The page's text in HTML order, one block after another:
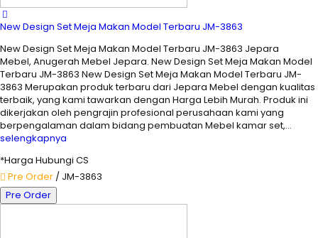
New Design Set Meja Makan Model Terbaru JM-3863
New Design Set Meja Makan Model Terbaru JM-3863 Jepara
Mebel, Anugerah Mebel Jepara. New Design Set Meja Makan Model
Terbaru JM-3863 New Design Set Meja Makan Model Terbaru JM-
3863 Merupakan produk terbaru dari Jepara Mebel dengan kualitas
terbaik, yang kami tawarkan dengan Harga Lebih Murah. Produk ini
dikerjakan oleh pengrajin profesional perusahaan kami yang
berpengalaman dalam bidang pembuatan Mebel kamar set,…
selengkapnya
*Harga Hubungi CS
Pre Order / JM-3863
Pre Order